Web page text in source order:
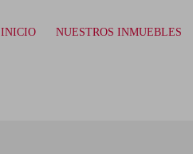
INICIO NUESTROS INMUEBLES